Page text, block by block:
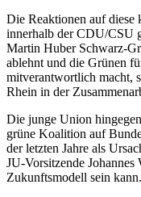
Die Reaktionen auf diese
innerhalb der CDU/CSU
Martin Huber Schwarz-
ablehnt und die Grünen
mitverantwortlich macht,
Rhein in der
Die junge Union
grüne Koalition auf
der letzten Jahre als
JU-Vorsitzende
Zukunftsmodell sein kann.